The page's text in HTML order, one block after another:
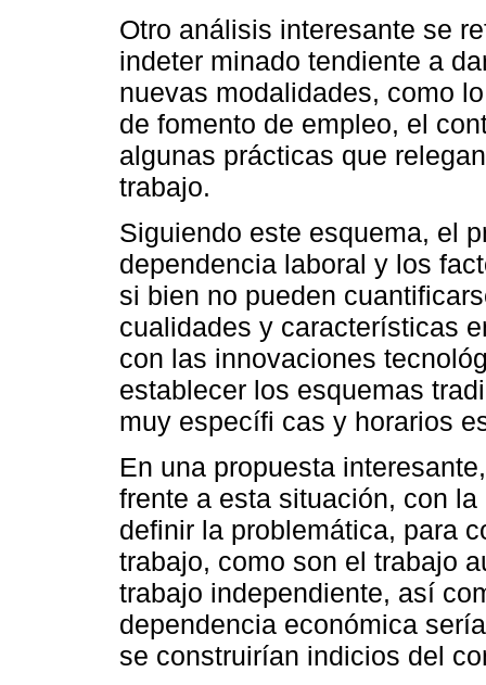
Otro análisis interesante se
indeter minado tendiente a
nuevas modalidades, como
de fomento de empleo, el
algunas prácticas que
trabajo.
Siguiendo este esquema, el
dependencia laboral y los
si bien no pueden
cualidades y características
con las innovaciones
establecer los esquemas
muy específi cas y horarios
En una propuesta
frente a esta situación, con
definir la problemática, para
trabajo, como son el trabajo
trabajo independiente, así
dependencia económica
se construirían indicios del